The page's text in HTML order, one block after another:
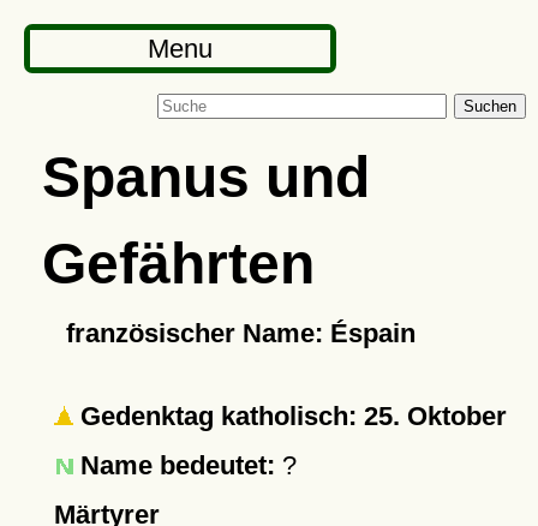
Menu
Suchen
Spanus und
Gefährten
französischer Name: Éspain
Gedenktag katholisch: 25. Oktober
Name bedeutet: ?
Märtyrer